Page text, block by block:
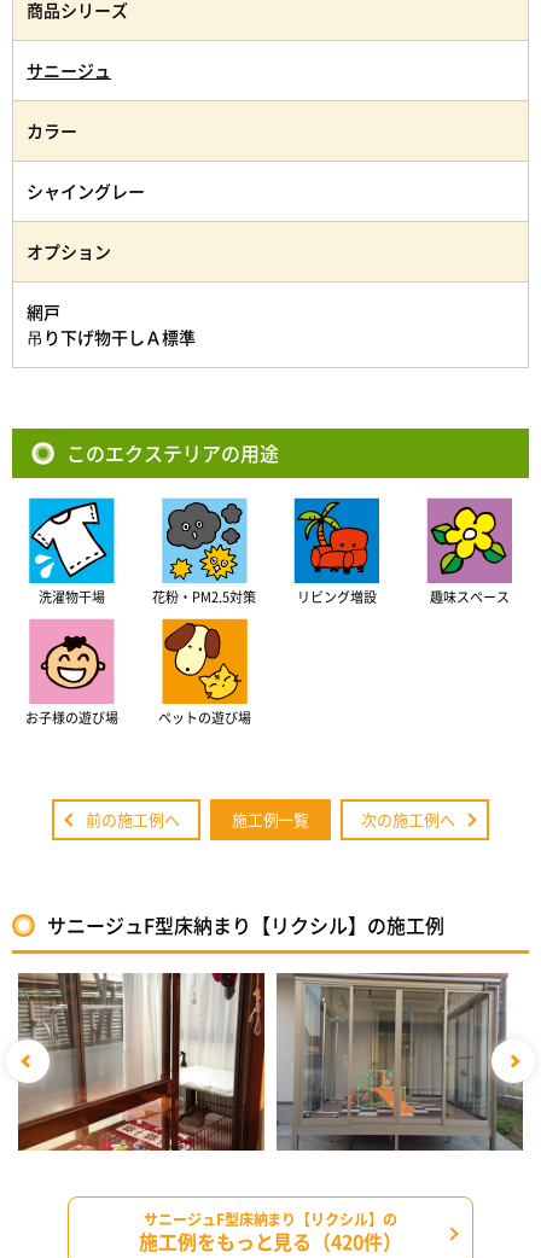
商品シリーズ
サニージュ
カラー
シャイングレー
オプション
網戸
吊り下げ物干しＡ標準
このエクステリアの用途
洗濯物干場 花粉・PM2.5対策 リビング増設 趣味スペース
お子様の遊び場 ペットの遊び場
前の施工例へ 施工例一覧 次の施工例へ
サニージュF型床納まり【リクシル】の施工例
サニージュF型床納まり【リクシル】の
施工例をもっと見る（420件）